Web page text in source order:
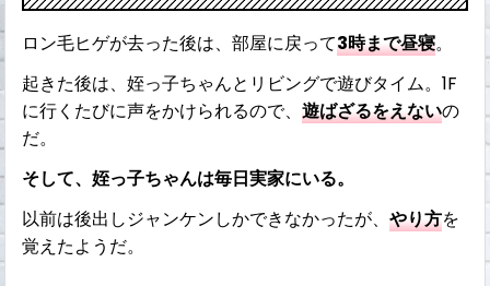
ロン毛ヒゲが去った後は、部屋に戻って3時まで昼寝。
起きた後は、姪っ子ちゃんとリビングで遊びタイム。1F
に行くたびに声をかけられるので、遊ばざるをえないの
だ。
そして、姪っ子ちゃんは毎日実家にいる。
以前は後出しジャンケンしかできなかったが、やり方を
覚えたようだ。